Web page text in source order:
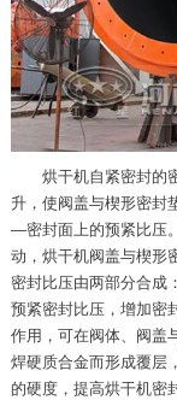
烘干机自紧密封的
升，使阀盖与楔形密封
—密封面上的预紧比压
动，烘干机阀盖与楔形
密封比压由两部分合成
预紧密封比压，增加密
作用，可在阀体、阀盖
焊硬质合金而形成覆层
的硬度，提高烘干机密